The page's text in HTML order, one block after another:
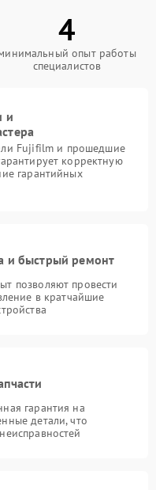
4
опыт работы
специалистов
и
Fujifilm и прошедшие
корректную
гарантийных
и быстрый ремонт
позволяют провести
в кратчайшие
гарантия на
детали, что